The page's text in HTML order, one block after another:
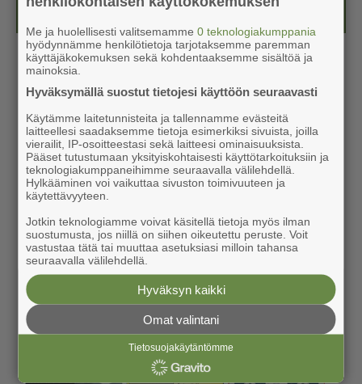
Kesälehti (ilmainen)
Me ja huolellisesti valitsemamme0 teknologiakumppania
hyödynnämme henkilötietoja tarjotaksemme paremman
käyttäjäkokemuksen sekä kohdentaaksemme sisältöä ja
mainoksia.
Hyväksymällä suostut tietojesi käyttöön seuraavasti
Käytämme laitetunnisteita ja tallennamme evästeitä
laitteellesi saadaksemme tietoja esimerkiksi sivuista, joilla
vierailit, IP-osoitteestasi sekä laitteesi ominaisuuksista.
Pääset tutustumaan yksityiskohtaisesti käyttötarkoituksiin ja
teknologiakumppaneihimme seuraavalla välilehdellä.
Hylkääminen voi vaikuttaa sivuston toimivuuteen ja
käytettävyyteen.
Jotkin teknologiamme voivat käsitellä tietoja myös ilman
suostumusta, jos niillä on siihen oikeutettu peruste. Voit
vastustaa tätä tai muuttaa asetuksiasi milloin tahansa
seuraavalla välilehdellä.
Hyväksyn kaikki
Omat valintani
Tietosuojakäytäntömme